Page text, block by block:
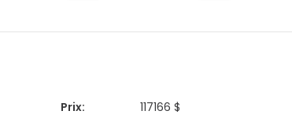
Prix:
117166 $